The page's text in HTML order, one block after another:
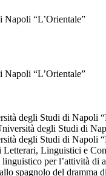
“L’Orientale”
“L’Orientale”
degli Studi di Napoli
degli Studi di
degli Studi di Napoli
Linguistici e
per l’attività
spagnolo del